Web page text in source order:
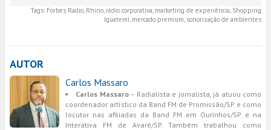
Tags: Forbes Radio, Rhino, rádio corporativa, marketing de experiência, Shopping
Iguatemi, mercado premium, sonorização de ambientes
AUTOR
Carlos Massaro
Carlos Massaro– Radialista e jornalista, já atuou como
coordenador artístico da Band FM de Promissão/SP e como
locutor nas afiliadas da Band FM em Ourinhos/SP e na
Interativa FM de Avaré/SP. Também trabalhou como